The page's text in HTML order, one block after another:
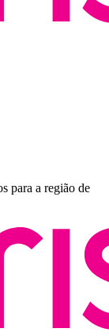
para a região de